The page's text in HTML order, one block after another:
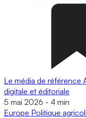
Le média de référence
digitale et éditoriale
5 mai 2026 - 4 min
Europe Politique